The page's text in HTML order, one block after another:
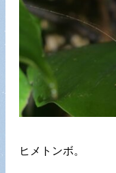
ヒメトンボ。